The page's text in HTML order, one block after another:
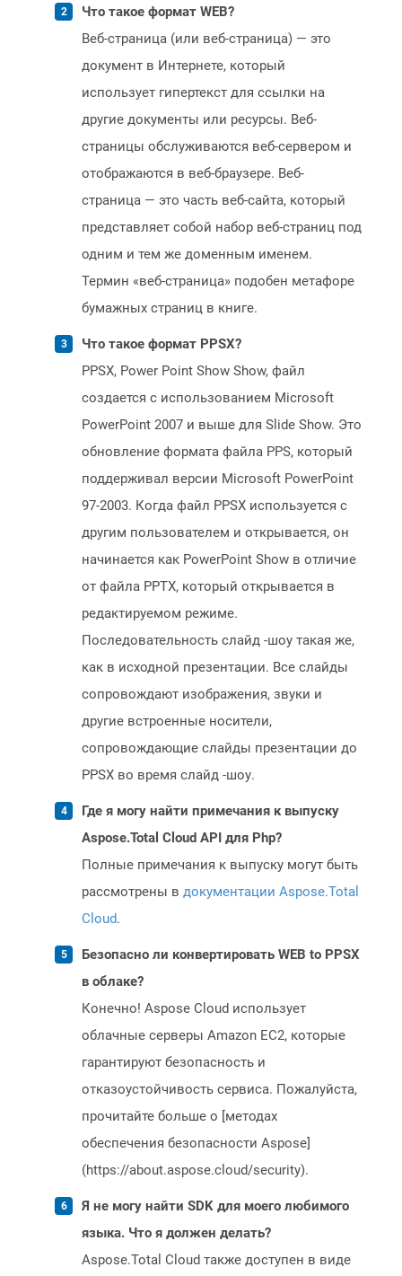
Что такое формат WEB?
Веб-страница (или веб-страница) — это
документ в Интернете, который
использует гипертекст для ссылки на
другие документы или ресурсы. Веб-
страницы обслуживаются веб-сервером и
отображаются в веб-браузере. Веб-
страница — это часть веб-сайта, который
представляет собой набор веб-страниц под
одним и тем же доменным именем.
Термин «веб-страница» подобен метафоре
бумажных страниц в книге.
Что такое формат PPSX?
PPSX, Power Point Show Show, файл
создается с использованием Microsoft
PowerPoint 2007 и выше для Slide Show. Это
обновление формата файла PPS, который
поддерживал версии Microsoft PowerPoint
97-2003. Когда файл PPSX используется с
другим пользователем и открывается, он
начинается как PowerPoint Show в отличие
от файла PPTX, который открывается в
редактируемом режиме.
Последовательность слайд -шоу такая же,
как в исходной презентации. Все слайды
сопровождают изображения, звуки и
другие встроенные носители,
сопровождающие слайды презентации до
PPSX во время слайд -шоу.
Где я могу найти примечания к выпуску
Aspose.Total Cloud API для Php?
Полные примечания к выпуску могут быть
рассмотрены в документации Aspose.Total
Cloud.
Безопасно ли конвертировать WEB to PPSX
в облаке?
Конечно! Aspose Cloud использует
облачные серверы Amazon EC2, которые
гарантируют безопасность и
отказоустойчивость сервиса. Пожалуйста,
прочитайте больше о [методах
обеспечения безопасности Aspose]
(https://about.aspose.cloud/security).
Я не могу найти SDK для моего любимого
языка. Что я должен делать?
Aspose.Total Cloud также доступен в виде